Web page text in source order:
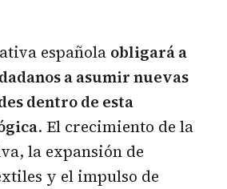
española obligará a
a asumir nuevas
dentro de esta
. El crecimiento de la
la expansión de
y el impulso de